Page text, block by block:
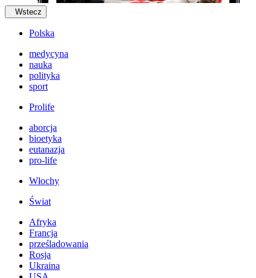
Wstecz
Polska
medycyna
nauka
polityka
sport
Prolife
aborcja
bioetyka
eutanazja
pro-life
Włochy
Świat
Afryka
Francja
prześladowania
Rosja
Ukraina